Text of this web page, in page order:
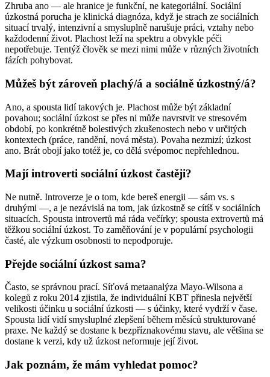
Zhruba ano — ale hranice je funkční, ne kategoriální. Sociální
úzkostná porucha je klinická diagnóza, když je strach ze sociálních
situací trvalý, intenzivní a smysluplně narušuje práci, vztahy nebo
každodenní život. Plachost leží na spektru a obvykle péči
nepotřebuje. Tentýž člověk se mezi nimi může v různých životních
fázích pohybovat.
Můžeš být zároveň plachý/á a sociálně úzkostný/á?
Ano, a spousta lidí takových je. Plachost může být základní
povahou; sociální úzkost se přes ni může navrstvit ve stresovém
období, po konkrétně bolestivých zkušenostech nebo v určitých
kontextech (práce, randění, nová města). Povaha nezmizí; úzkost
ano. Brát obojí jako totéž je, co dělá svépomoc nepřehlednou.
Mají introverti sociální úzkost častěji?
Ne nutně. Introverze je o tom, kde bereš energii — sám vs. s
druhými —, a je nezávislá na tom, jak úzkostně se cítíš v sociálních
situacích. Spousta introvertů má ráda večírky; spousta extrovertů má
těžkou sociální úzkost. To zaměňování je v populární psychologii
časté, ale výzkum osobnosti to nepodporuje.
Přejde sociální úzkost sama?
Často, se správnou prací. Síťová metaanalýza Mayo-Wilsona a
kolegů z roku 2014 zjistila, že individuální KBT přinesla největší
velikosti účinku u sociální úzkosti — s účinky, které vydrží v čase.
Spousta lidí vidí smysluplné zlepšení během měsíců strukturované
praxe. Ne každý se dostane k bezpříznakovému stavu, ale většina se
dostane k verzi, kdy už úzkost neformuje její život.
Jak poznám, že mám vyhledat pomoc?